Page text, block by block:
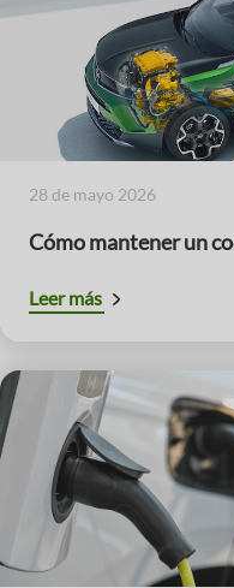
28 de mayo 2026
Cómo mantener un
Leer más